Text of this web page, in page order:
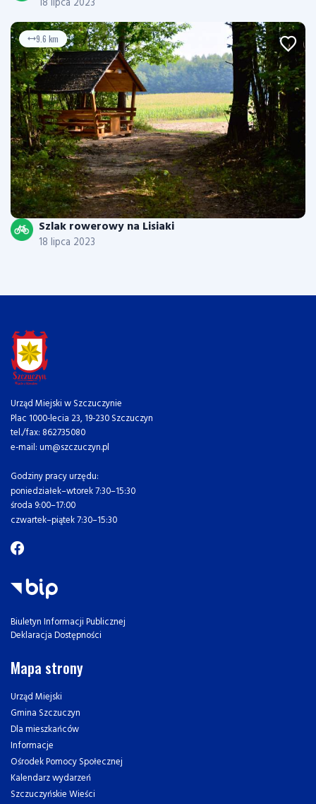
9.6 km
Szlak rowerowy na Lisiaki
18 lipca 2023
Urząd Miejski w Szczuczynie
Plac 1000-lecia 23, 19-230 Szczuczyn
tel./fax: 862735080
e-mail: um@szczuczyn.pl
Godziny pracy urzędu:
poniedziałek–wtorek 7:30–15:30
środa 9:00–17:00
czwartek–piątek 7:30–15:30
Biuletyn Informacji Publicznej
Deklaracja Dostępności
Mapa strony
Urząd Miejski
Gmina Szczuczyn
Dla mieszkańców
Informacje
Ośrodek Pomocy Społecznej
Kalendarz wydarzeń
Szczuczyńskie Wieści